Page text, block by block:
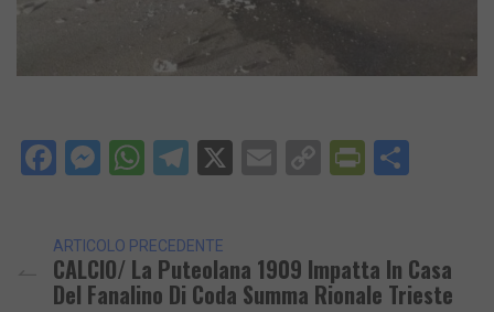
Facebook
Messenger
WhatsApp
Telegram
X EmailCopy
ARTICOLO PRECEDENTE
CALCIO/ La Puteolana 1909 Impatta In Casa
Del Fanalino Di Coda Summa Rionale Trieste